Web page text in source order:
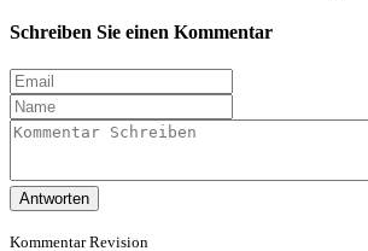
Schreiben Sie einen Kommentar
Antworten
Kommentar Revision